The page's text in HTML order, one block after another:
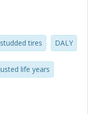
impacts: (1)
system, and (5)
mining. The
the use phase in
impacts during the
negative human
emissions (67–
studded tires DALY
life years